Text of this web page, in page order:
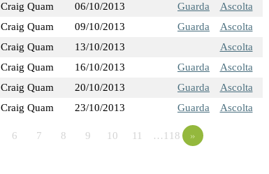
Craig Quam 06/10/2013 Guarda
Ascolta
Craig Quam 09/10/2013 Guarda
Ascolta
Craig Quam 13/10/2013
Ascolta
Craig Quam 16/10/2013 Guarda
Ascolta
Craig Quam 20/10/2013 Guarda
Ascolta
Craig Quam 23/10/2013 Guarda Ascolta
6 7 8 9 10 11 …118 »